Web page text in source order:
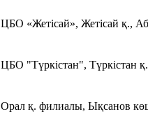
ЦБО «Жетісай», Жетісай қ.,
ЦБО "Түркістан", Түркістан
Орал қ. филиалы, Ықсанов